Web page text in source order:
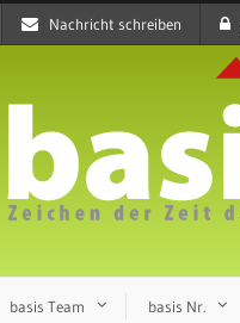
Nachricht schreiben
basis Team basis Nr.